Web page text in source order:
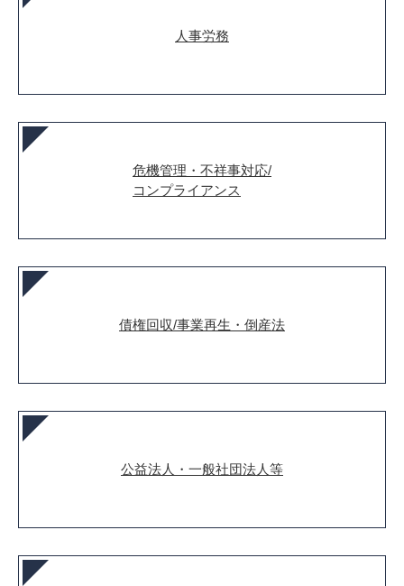
人事労務
危機管理・不祥事対応/
コンプライアンス
債権回収/事業再生・倒産法
公益法人・一般社団法人等